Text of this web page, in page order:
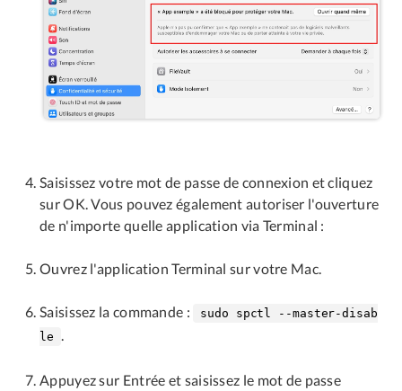
Saisissez votre mot de passe de connexion et cliquez
sur OK. Vous pouvez également autoriser l'ouverture
de n'importe quelle application via Terminal :
Ouvrez l'application Terminal sur votre Mac.
Saisissez la commande :
sudo spctl --master-disab
le
.
Appuyez sur Entrée et saisissez le mot de passe